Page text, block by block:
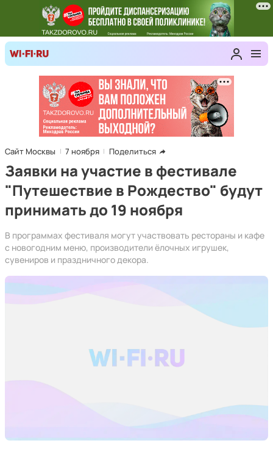
Сайт Москвы 7 ноября Поделиться
Заявки на участие в фестивале
"Путешествие в Рождество" будут
принимать до 19 ноября
В программах фестиваля могут участвовать рестораны и кафе
с новогодним меню, производители ёлочных игрушек,
сувениров и праздничного декора.